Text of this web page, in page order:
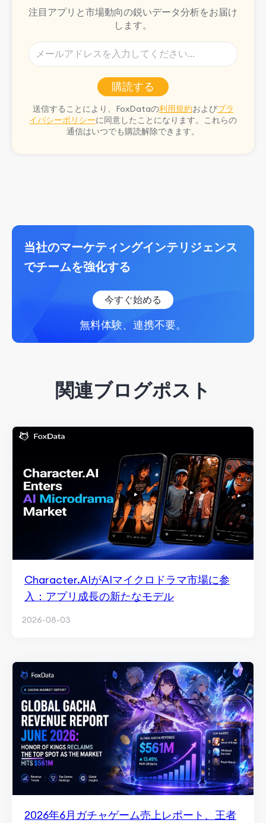
注目アプリと市場動向の鋭いデータ分析をお届け
します。
購読する
送信することにより、FoxDataの利用規約およびプラ
イバシーポリシーに同意したことになります。これらの
通信はいつでも購読解除できます。
当社のマーケティングインテリジェンス
でチームを強化する
今すぐ始める
無料体験、連携不要。
関連ブログポスト
Character.AIがAIマイクロドラマ市場に参
入：アプリ成長の新たなモデル
2026-08-03
2026年6月ガチャゲーム売上レポート、王者